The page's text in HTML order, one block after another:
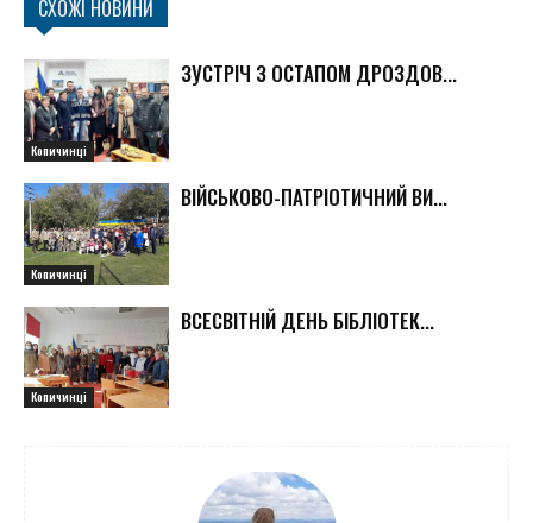
СХОЖІ НОВИНИ
Копичинці
ЗУСТРІЧ З ОСТАПОМ ДРОЗДОВ...
Копичинці
ВІЙСЬКОВО-ПАТРІОТИЧНИЙ ВИ...
Копичинці
ВСЕСВІТНІЙ ДЕНЬ БІБЛІОТЕК...